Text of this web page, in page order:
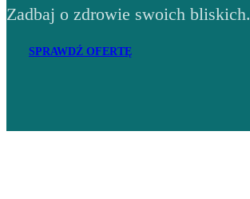
Zadbaj o zdrowie swoich bliskich.
SPRAWDŹ OFERTĘ